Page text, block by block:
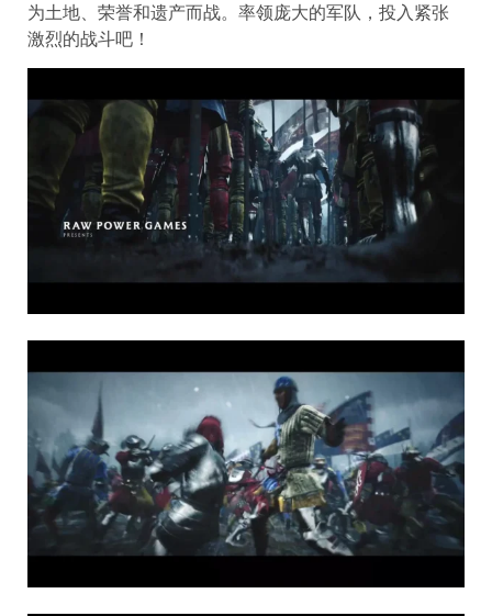
为土地、荣誉和遗产而战。率领庞大的军队，投入紧张
激烈的战斗吧！